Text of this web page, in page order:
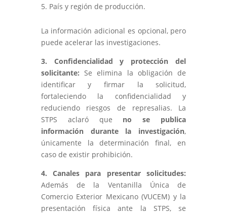
País y región de producción.
La información adicional es opcional, pero
puede acelerar las investigaciones.
3. Confidencialidad y protección del
solicitante: Se elimina la obligación de
identificar y firmar la solicitud,
fortaleciendo la confidencialidad y
reduciendo riesgos de represalias. La
STPS aclaró que no se publica
información durante la investigación,
únicamente la determinación final, en
caso de existir prohibición.
4. Canales para presentar solicitudes:
Además de la Ventanilla Única de
Comercio Exterior Mexicano (VUCEM) y la
presentación física ante la STPS, se